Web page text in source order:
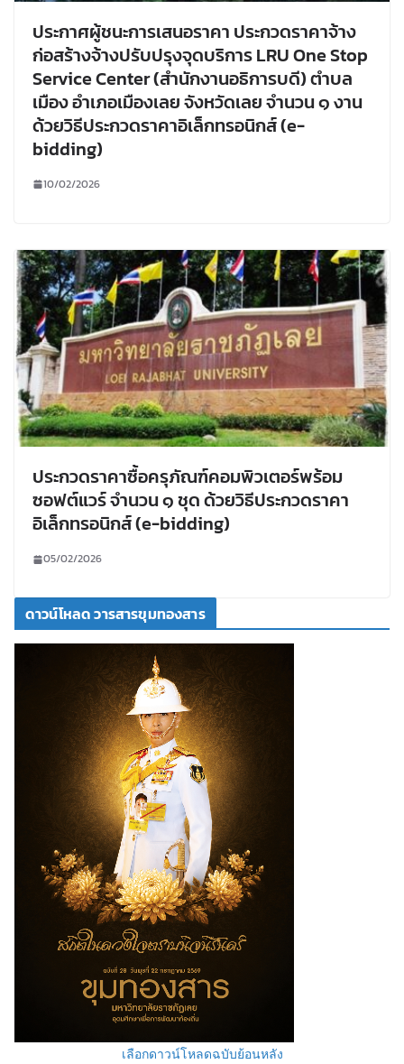
ประกาศผู้ชนะการเสนอราคา ประกวดราคาจ้าง
ก่อสร้างจ้างปรับปรุงจุดบริการ LRU One Stop
Service Center (สำนักงานอธิการบดี) ตำบล
เมือง อำเภอเมืองเลย จังหวัดเลย จำนวน ๑ งาน
ด้วยวิธีประกวดราคาอิเล็กทรอนิกส์ (e-
bidding)
10/02/2026
ประกวดราคาซื้อครุภัณฑ์คอมพิวเตอร์พร้อม
ซอฟต์แวร์ จำนวน ๑ ชุด ด้วยวิธีประกวดราคา
อิเล็กทรอนิกส์ (e-bidding)
05/02/2026
ดาวน์โหลด วารสารขุมทองสาร
เลือกดาวน์โหลดฉบับย้อนหลัง